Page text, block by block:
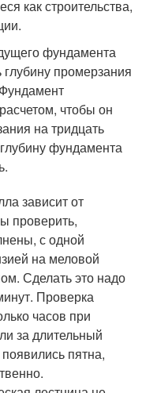
как строительства,
фундамента
промерзания
чтобы он
на тридцать
фундамента
зависит от
проверить,
с одной
на меловой
Сделать это надо
Проверка
часов при
за длительный
пятна,